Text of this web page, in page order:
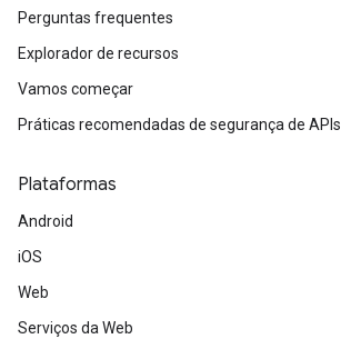
Perguntas frequentes
Explorador de recursos
Vamos começar
Práticas recomendadas de segurança de APIs
Plataformas
Android
iOS
Web
Serviços da Web